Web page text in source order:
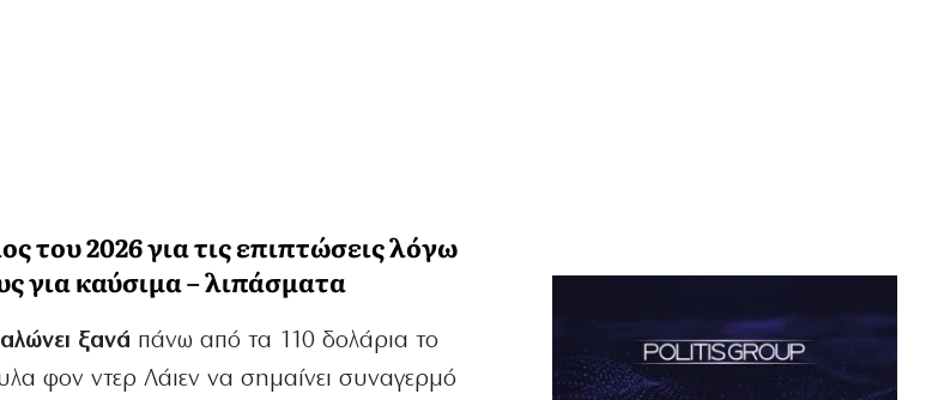
του 2026 για τις επιπτώσεις λόγω
για καύσιμα – λιπάσματα
ξανά πάνω από τα 110 δολάρια το
φον ντερ Λάιεν να σημαίνει συναγερμό